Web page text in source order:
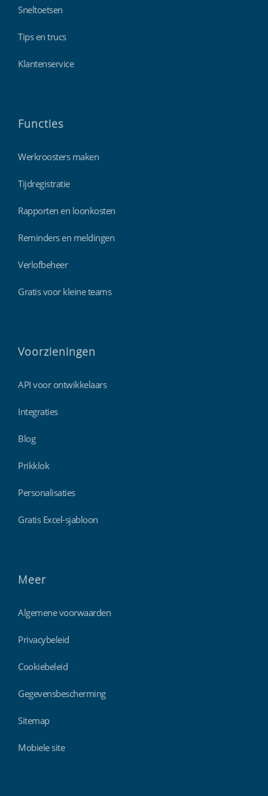
Sneltoetsen
Tips en trucs
Klantenservice
Functies
Werkroosters maken
Tijdregistratie
Rapporten en loonkosten
Reminders en meldingen
Verlofbeheer
Gratis voor kleine teams
Voorzieningen
API voor ontwikkelaars
Integraties
Blog
Prikklok
Personalisaties
Gratis Excel-sjabloon
Meer
Algemene voorwaarden
Privacybeleid
Cookiebeleid
Gegevensbescherming
Sitemap
Mobiele site